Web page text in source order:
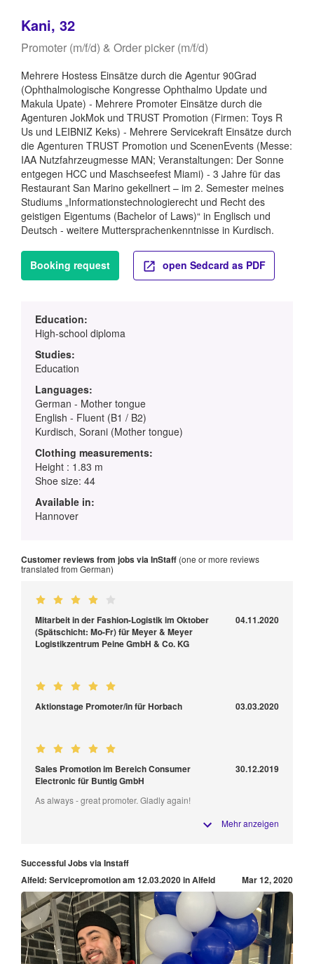
Kani, 32
Promoter (m/f/d) & Order picker (m/f/d)
Mehrere Hostess Einsätze durch die Agentur 90Grad
(Ophthalmologische Kongresse Ophthalmo Update und
Makula Upate) - Mehrere Promoter Einsätze durch die
Agenturen JokMok und TRUST Promotion (Firmen: Toys R
Us und LEIBNIZ Keks) - Mehrere Servicekraft Einsätze durch
die Agenturen TRUST Promotion und ScenenEvents (Messe:
IAA Nutzfahrzeugmesse MAN; Veranstaltungen: Der Sonne
entgegen HCC und Maschseefest Miami) - 3 Jahre für das
Restaurant San Marino gekellnert – im 2. Semester meines
Studiums „Informationstechnologierecht und Recht des
geistigen Eigentums (Bachelor of Laws)“ in Englisch und
Deutsch - weitere Muttersprachenkenntnisse in Kurdisch.
Booking request open Sedcard as PDF
Education:
High-school diploma
Studies:
Education
Languages:
German - Mother tongue
English - Fluent (B1 / B2)
Kurdisch, Sorani (Mother tongue)
Clothing measurements:
Height : 1.83 m
Shoe size: 44
Available in:
Hannover
Customer reviews from jobs via InStaff (one or more reviews
translated from German)
Mitarbeit in der Fashion-Logistik im Oktober
(Spätschicht: Mo-Fr) für Meyer & Meyer
Logistikzentrum Peine GmbH & Co. KG
04.11.2020
Aktionstage Promoter/in für Horbach 03.03.2020
Sales Promotion im Bereich Consumer
Electronic für Buntig GmbH
30.12.2019
As always - great promoter. Gladly again!
Mehr anzeigen
Successful Jobs via Instaff
Alfeld: Servicepromotion am 12.03.2020 in Alfeld
Mar 12, 2020